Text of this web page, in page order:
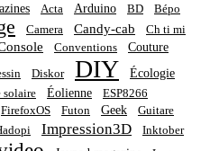
Acta Arduino BD
Bépo
Camera Candy-cab
Ch ti mi
Conventions Couture
Diskor DIY Écologie
solaire Éolienne
ESP8266
FirefoxOS Futon Geek
Guitare
Impression3D Inktober